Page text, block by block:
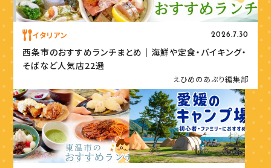
イタリアン 2026.7.30
西条市のおすすめランチまとめ｜海鮮や定食・バイキング・
そばなど人気店22選
えひめのあぷり編集部